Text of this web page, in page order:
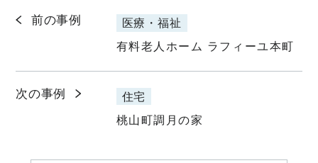
前の事例
医療・福祉
有料老人ホーム ラフィーユ本町
次の事例
住宅
桃山町調月の家